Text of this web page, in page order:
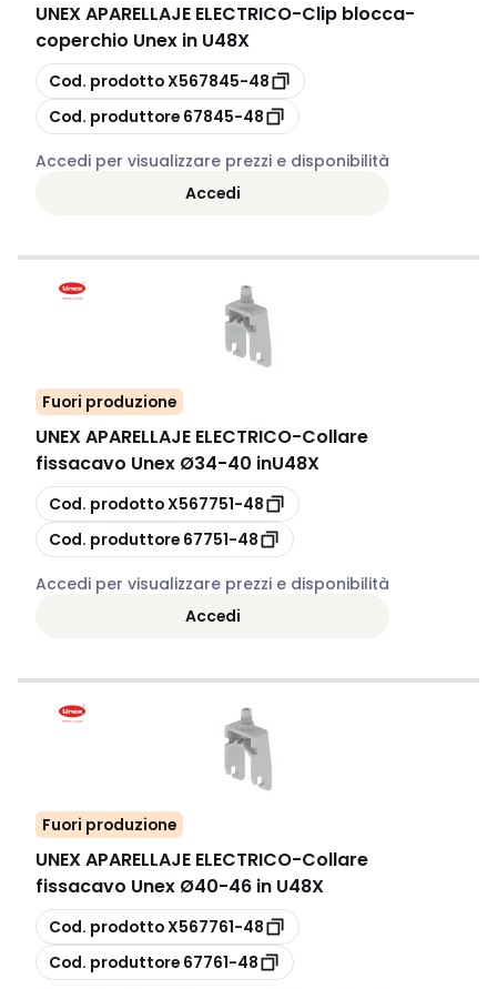
UNEX APARELLAJE ELECTRICO-Clip blocca-
coperchio Unex in U48X
copia
Cod. prodottoX567845-48
copia
Cod. produttore 67845-48
Accedi per visualizzare prezzi e disponibilità
Accedi
Fuori produzione
UNEX APARELLAJE ELECTRICO-Collare
fissacavo Unex Ø34-40 inU48X
copia
Cod. prodottoX567751-48
copia
Cod. produttore 67751-48
Accedi per visualizzare prezzi e disponibilità
Accedi
Fuori produzione
UNEX APARELLAJE ELECTRICO-Collare
fissacavo Unex Ø40-46 in U48X
copia
Cod. prodottoX567761-48
copia
Cod. produttore 67761-48